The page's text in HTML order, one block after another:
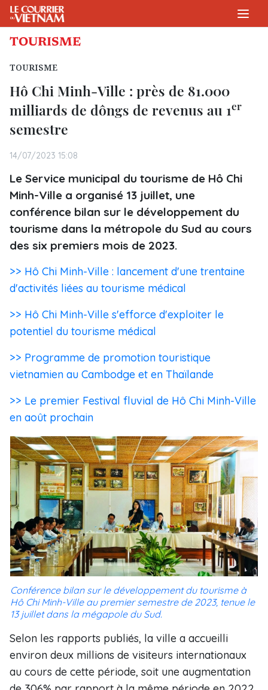
TOURISME
TOURISME
Hô Chi Minh-Ville : près de 81.000
milliards de dôngs de revenus au 1er
semestre
14/07/2023 15:08
Le Service municipal du tourisme de Hô Chi
Minh-Ville a organisé 13 juillet, une
conférence bilan sur le développement du
tourisme dans la métropole du Sud au cours
des six premiers mois de 2023.
>> Hô Chi Minh-Ville : lancement d'une trentaine
d'activités liées au tourisme médical
>> Hô Chi Minh-Ville s'efforce d'exploiter le
potentiel du tourisme médical
>> Programme de promotion touristique
vietnamien au Cambodge et en Thaïlande
>> Le premier Festival fluvial de Hô Chi Minh-Ville
en août prochain
Conférence bilan sur le développement du tourisme à
Hô Chi Minh-Ville au premier semestre de 2023, tenue le
13 juillet dans la mégapole du Sud.
Selon les rapports publiés, la ville a accueilli
environ deux millions de visiteurs internationaux
au cours de cette période, soit une augmentation